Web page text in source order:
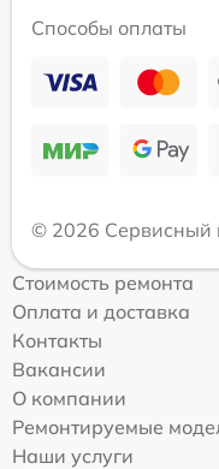
Способы оплаты
© 2026 Сервисный
Стоимость ремонта
Оплата и доставка
Контакты
Вакансии
О компании
Ремонтируемые
Наши услуги